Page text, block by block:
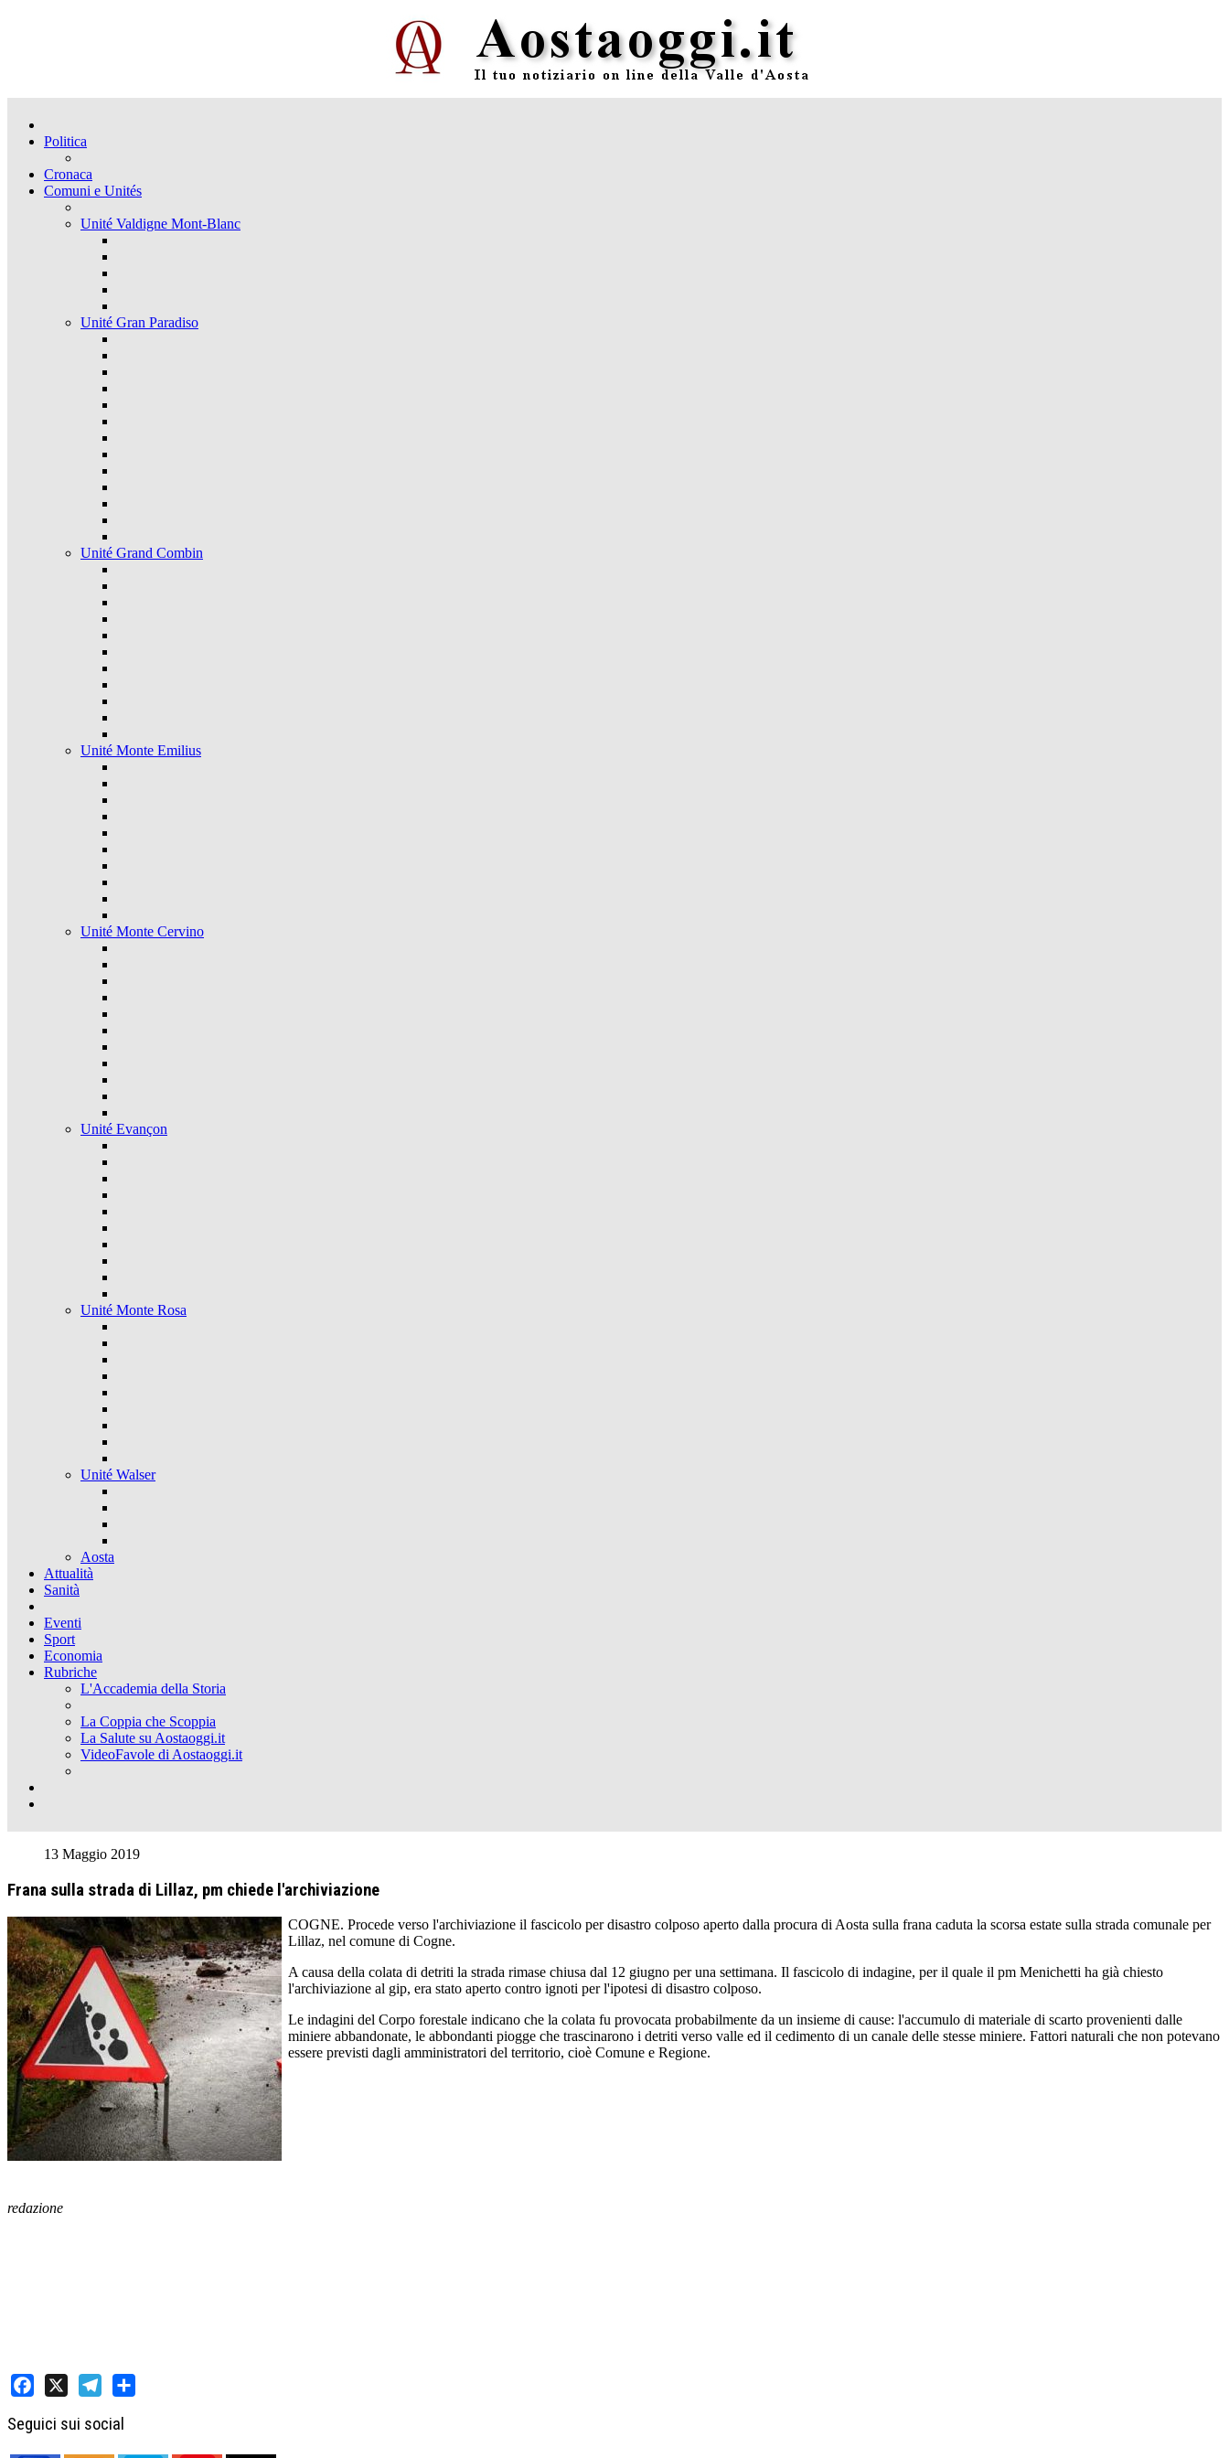
Politica
Cronaca
Comuni e Unités
Unité Valdigne Mont-Blanc
Unité Gran Paradiso
Unité Grand Combin
Unité Monte Emilius
Unité Monte Cervino
Unité Evançon
Unité Monte Rosa
Unité Walser
Aosta
Attualità
Sanità
Eventi
Sport
Economia
Rubriche
L'Accademia della Storia
La Coppia che Scoppia
La Salute su Aostaoggi.it
VideoFavole di Aostaoggi.it
13 Maggio 2019
Frana sulla strada di Lillaz, pm chiede l'archiviazione
COGNE. Procede verso l'archiviazione il fascicolo per disastro colposo aperto dalla procura di Aosta sulla frana caduta la scorsa estate sulla strada comunale per
Lillaz, nel comune di Cogne.
A causa della colata di detriti la strada rimase chiusa dal 12 giugno per una settimana. Il fascicolo di indagine, per il quale il pm Menichetti ha già chiesto
l'archiviazione al gip, era stato aperto contro ignoti per l'ipotesi di disastro colposo.
Le indagini del Corpo forestale indicano che la colata fu provocata probabilmente da un insieme di cause: l'accumulo di materiale di scarto provenienti dalle
miniere abbandonate, le abbondanti piogge che trascinarono i detriti verso valle ed il cedimento di un canale delle stesse miniere. Fattori naturali che non potevano
essere previsti dagli amministratori del territorio, cioè Comune e Regione.
redazione
Seguici sui social